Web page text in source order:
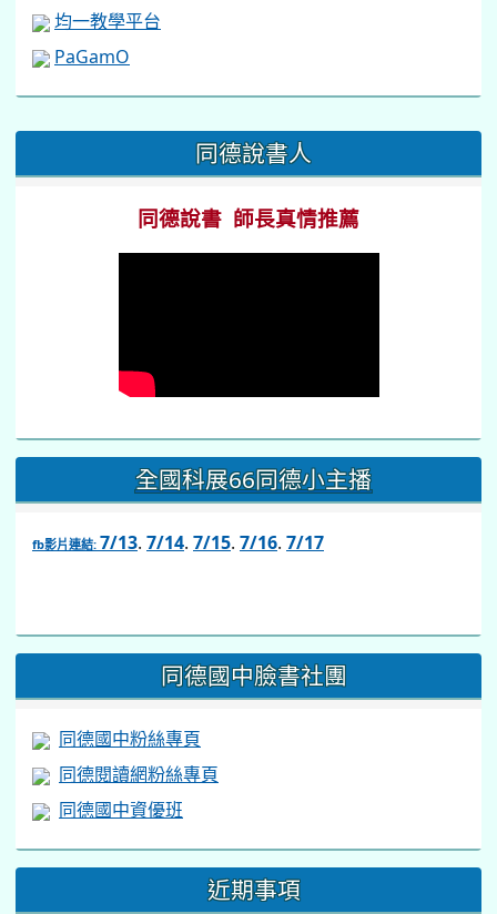
均一教學平台
PaGamO
::: 同德說書人
同德說書 師長真情推薦
全國科展66同德小主播
fb影片連結: 7/13. 7/14. 7/15. 7/16. 7/17
https://www.facebook.com/share/v/1BsLSkstia/
同德國中臉書社團
同德國中粉絲專頁
同德閱讀網粉絲專頁
同德國中資優班
近期事項